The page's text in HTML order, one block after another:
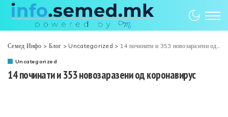
Семед Инфо > Блог > Uncategorized > 14 починати и 353 новозаразени од коронавирус
Uncategorized
14 починати и 353 новозаразени од коронавирус